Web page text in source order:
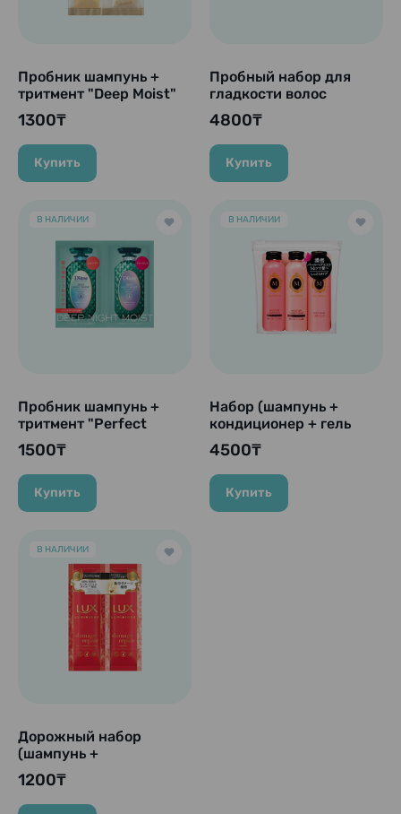
Пробник шампунь +
тритмент "Deep Moist"
для глубокого
увлажнения, 10 гр. +
10 гр.
1300₸
Купить
Пробный набор для
гладкости волос
"Segreta Premier Trial
Set" для гладкости
волос (9 мл, 9 г, 2×1
мл)
4800₸
Купить
В НАЛИЧИИ
Пробник шампунь +
тритмент "Perfect
Beauty Deep Night
Moist", 10 мл x 2
1500₸
Купить
В НАЛИЧИИ
Набор (шампунь +
кондиционер + гель
для душа) "Ma Cherie
Travel Set EX," 50 мл. +
50 мл. + 50 мл.
4500₸
Купить
В НАЛИЧИИ
Дорожный набор
(шампунь +
кондиционер) "LUX
LUMINIQU - Damage
Repair", 10 гр + 10 гр
1200₸